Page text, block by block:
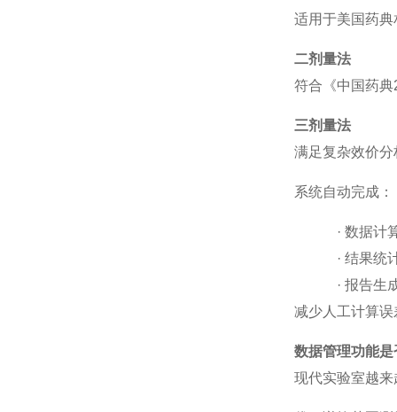
适用于美国药
二剂量法
符合《中国药典
三剂量法
满足复杂效价分
系统自动完成：
· 数据计
· 结果统
· 报告生
减少人工计算误
数据管理功能
现代实验室越